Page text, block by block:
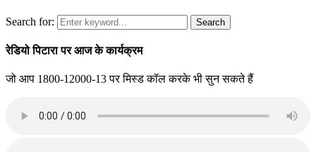
Search for: Search
रेडियो पिटारा पर आज के कार्यक्रम
जो आप 1800-12000-13 पर मिस्ड कॉल करके भी सुन सकते हैं